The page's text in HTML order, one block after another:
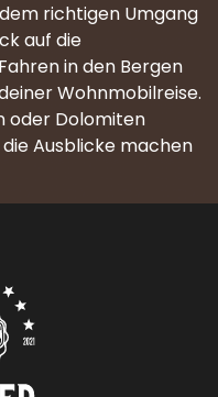
richtigen Umgang
auf die
in den Bergen
Wohnmobilreise.
oder Dolomiten
Ausblicke machen